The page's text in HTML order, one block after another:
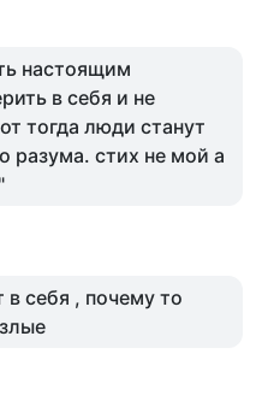
настоящим
в себя и не
тогда люди станут
разума. стих не мой а
в себя , почему то